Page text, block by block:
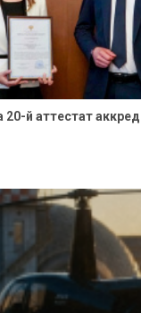
й аттестат